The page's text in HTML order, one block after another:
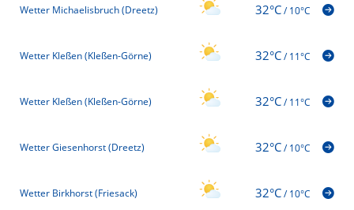
Wetter Michaelisbruch (Dreetz) 32°C/10°C
Wetter Kleßen (Kleßen-Görne) 32°C/11°C
Wetter Kleßen (Kleßen-Görne) 32°C/11°C
Wetter Giesenhorst (Dreetz) 32°C/10°C
Wetter Birkhorst (Friesack) 32°C/10°C